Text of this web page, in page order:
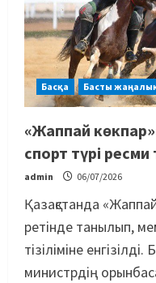
Басқа Басты
«Жаппай
спорт түрі ресми
admin 06/07/2026
Қазақстанда
ретінде танылып,
тізіліміне
министрдің